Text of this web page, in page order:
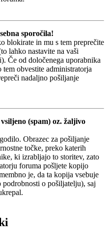
sporočila!
blokirate in mu s tem preprečite
lahko nastavite na vaši
Če od določenega uporabnika
obvestite administratorja
nadaljno pošiljanje
(spam) oz. žaljivo
Obrazec za pošiljanje
točke, preko katerih
ki izrabljajo to storitev, zato
foruma pošljete kopijo
je, da ta kopija vsebuje
o pošiljatelju), saj